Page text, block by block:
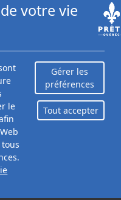
la valeur de
votre vie
le
Gérer les
préférences
Tout accepter